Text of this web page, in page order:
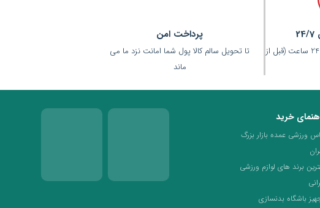
امکان مرجوعی سفارش تا 24 ساعت (قبل از
پرداخت امن
تا تحویل سالم کالا پول شما امانت نزد ما می
ماند
خرید
ورزشی عمده بازار بزرگ
برند های لوازم ورزشی
باشگاه بدنسازی